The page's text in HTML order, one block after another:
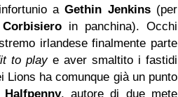
aGethin Jenkins (per
in panchina). Occhi
irlandese finalmente parte
to playe aver smaltito i fastidi
ha comunque già un punto
, autore di due mete